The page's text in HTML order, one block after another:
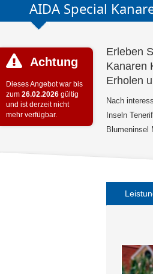
AIDA Special
Achtung
Dieses Angebot war bis
zum 26.02.2026 gültig
und ist derzeit nicht
mehr verfügbar.
Erleben
Kanaren
Erholen
Nach
Inseln
Blumeninsel